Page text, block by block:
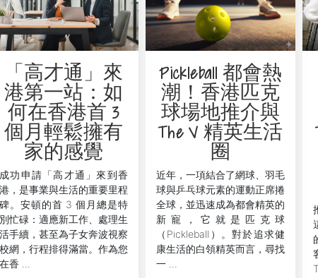
構，旨在促進香港製造商，貿易商和服務供應商的商業網絡
企業聯繫起來。 雖然香港貿發局沒有直接統籌商業網絡活動
可以吸引數以萬計的人參加。 此外，貿發局經常邀請市場
。
共同之處 - 就像他們一樣 - 你是V的住客！ 我們全年定期舉
尾酒派對等年度盛宴！
，因為這個多元文化的城市是來自世界各地的外籍人士和企
，了解有關V內外活動的更多信息。
，請參閱有關香港商務禮儀的文章，或探索城中最好的咖啡
「高才通」來
港第一站：如
何在香港首 3
個月輕鬆擁有
家的感覺
成功申請「高才通」來到香
港，是事業與生活的重要里程
碑。安頓的首 3 個月總是特
別忙碌：適應新工作、處理生
活手續，甚至為子女奔波視察
校網，行程排得滿當。作為您
在香 ...
Pickleball 都會熱
潮！香港匹克
球場地推介與
The V 精英生活
圈
近年，一項結合了網球、羽毛
球與乒乓球元素的運動正席捲
全球，並迅速成為都會精英的
新寵，它就是匹克球
（Pickleball）。對於追求健
康生活的白領精英而言，尋找
一 ...